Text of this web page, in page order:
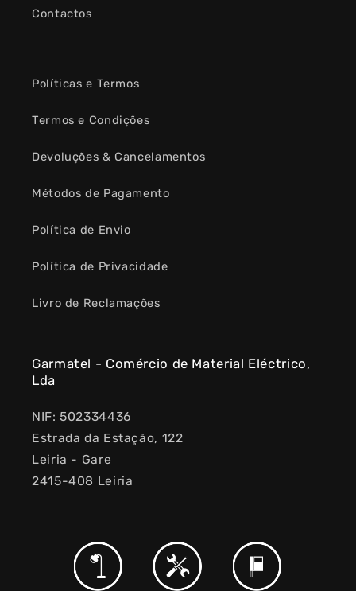
Contactos
Políticas e Termos
Termos e Condições
Devoluções & Cancelamentos
Métodos de Pagamento
Política de Envio
Política de Privacidade
Livro de Reclamações
Garmatel - Comércio de Material Eléctrico,
Lda
NIF: 502334436
Estrada da Estação, 122
Leiria - Gare
2415-408 Leiria